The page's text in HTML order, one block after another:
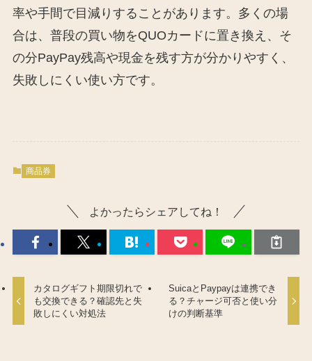
率や手間で目減りすることがあります。多くの場
合は、普段の買い物をQUOカードに置き換え、そ
の分PayPay残高や現金を残す方が分かりやすく、
失敗しにくい使い方です。
商品券
よかったらシェアしてね！
カタログギフト期限切れで
も交換できる？確認先と失
敗しにくい対処法
SuicaとPaypayは連携でき
る？チャージ可否と使い分
けの判断基準